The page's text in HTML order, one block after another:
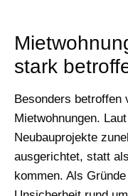
stark
Besonders betroffen
Mietwohnungen.
Neubauprojekte
ausgerichtet, statt
kommen. Als